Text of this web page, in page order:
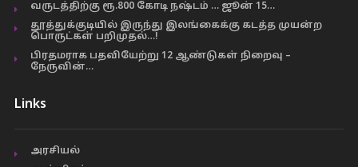
வருடத்திற்கு ரூ.800 கோடி நஷ்டம் … ஜூன் 15…
தூத்துக்குடியில் இருந்து இலங்கைக்கு கடத்த முயன்ற
பொருட்கள் பறிமுதல்…!
பிரதமராக பதவியேற்று 12 ஆண்டுகள் நிறைவு –
நேருவின்…
Links
அரசியல்